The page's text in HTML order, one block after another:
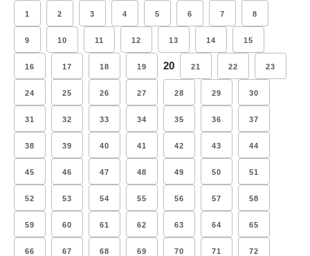
1 2 3 4 5 6 7 8
9 10 11 12 13 14 15
16 17 18 19 20 21 22 23
24 25 26 27 28 29 30
31 32 33 34 35 36 37
38 39 40 41 42 43 44
45 46 47 48 49 50 51
52 53 54 55 56 57 58
59 60 61 62 63 64 65
66 67 68 69 70 71 72